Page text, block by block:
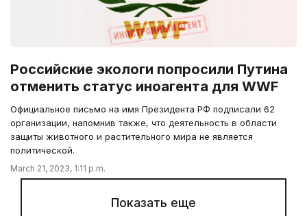
Российские экологи попросили Путина
отменить статус иноагента для WWF
Официальное письмо на имя Президента РФ подписали 62
организации, напомнив также, что деятельность в области
защиты животного и растительного мира не является
политической.
March 21, 2023, 1:11 p.m.
Показать еще